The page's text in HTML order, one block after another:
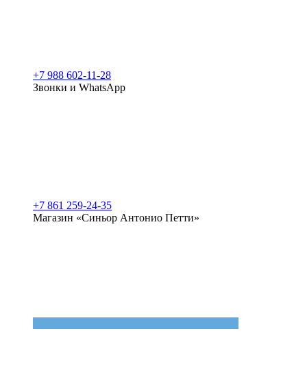
+7 988 602-11-28
Звонки и WhatsApp
+7 861 259-24-35
Магазин «Синьор Антонио Петти»